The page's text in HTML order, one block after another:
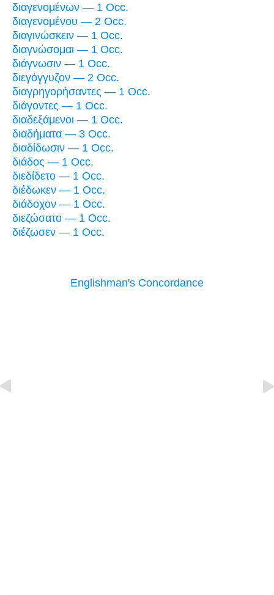
διαγενομένων — 1 Occ.
διαγενομένου — 2 Occ.
διαγινώσκειν — 1 Occ.
διαγνώσομαι — 1 Occ.
διάγνωσιν — 1 Occ.
διεγόγγυζον — 2 Occ.
διαγρηγορήσαντες — 1 Occ.
διάγοντες — 1 Occ.
διαδεξάμενοι — 1 Occ.
διαδήματα — 3 Occ.
διαδίδωσιν — 1 Occ.
διάδος — 1 Occ.
διεδίδετο — 1 Occ.
διέδωκεν — 1 Occ.
διάδοχον — 1 Occ.
διεζώσατο — 1 Occ.
διέζωσεν — 1 Occ.
Englishman's Concordance